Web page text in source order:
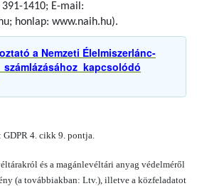
1410; E-mail:
honlap: www.naih.hu).
a Nemzeti Élelmiszerlánc-
kapcsolódó
4. cikk 9. pontja.
és a magánlevéltári anyag védelméről
(a továbbiakban: Ltv.), illetve a közfeladatot